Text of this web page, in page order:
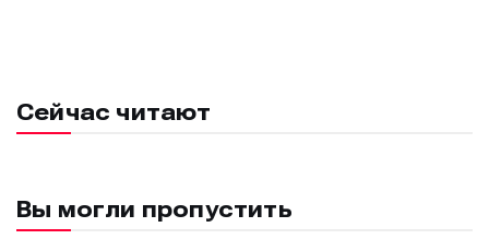
Сейчас читают
Вы могли пропустить